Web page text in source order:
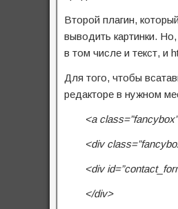
Второй плагин,
выводить картинки.
в том числе и текст, и
Для того, чтобы
редакторе в нужном
<a
<div
<div
</div>